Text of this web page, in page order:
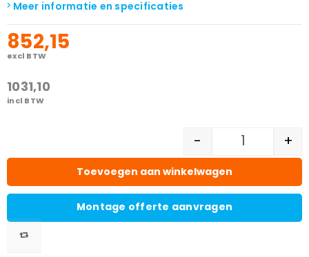
Meer informatie en specificaties
852,15
excl BTW
1031,10
incl BTW
- +
Toevoegen aan winkelwagen
Montage offerte aanvragen